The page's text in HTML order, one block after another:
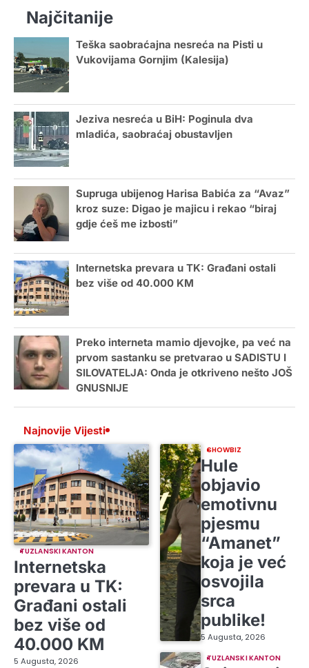
Najčitanije
Teška saobraćajna nesreća na Pisti u
Vukovijama Gornjim (Kalesija)
Jeziva nesreća u BiH: Poginula dva
mladića, saobraćaj obustavljen
Supruga ubijenog Harisa Babića za “Avaz”
kroz suze: Digao je majicu i rekao “biraj
gdje ćeš me izbosti”
Internetska prevara u TK: Građani ostali
bez više od 40.000 KM
Preko interneta mamio djevojke, pa već na
prvom sastanku se pretvarao u SADISTU I
SILOVATELJA: Onda je otkriveno nešto JOŠ
GNUSNIJE
Najnovije Vijesti
TUZLANSKI KANTON
Internetska
prevara u TK:
Građani ostali
bez više od
40.000 KM
5 Augusta, 2026
SHOWBIZ
Hule
objavio
emotivnu
pjesmu
“Amanet”
koja je već
osvojila
srca
publike!
5 Augusta, 2026
TUZLANSKI KANTON